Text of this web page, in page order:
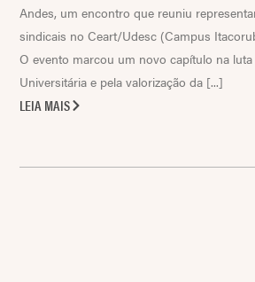
Andes, um encontro que reuniu
sindicais no Ceart/Udesc (Campus
O evento marcou um novo capítulo na
Universitária e pela valorização da [...]
LEIA MAIS